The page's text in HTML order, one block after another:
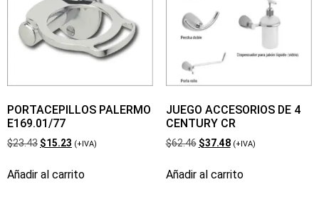
PORTACEPILLOS PALERMO
E169.01/77
$23.43 $15.23 (+IVA)
Añadir al carrito
JUEGO ACCESORIOS DE 4
CENTURY CR
$62.46 $37.48 (+IVA)
Añadir al carrito